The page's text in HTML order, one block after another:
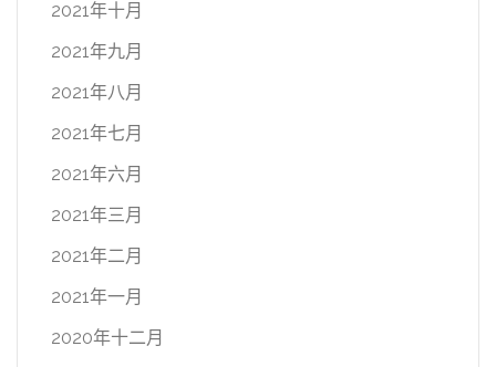
2021年十月
2021年九月
2021年八月
2021年七月
2021年六月
2021年三月
2021年二月
2021年一月
2020年十二月